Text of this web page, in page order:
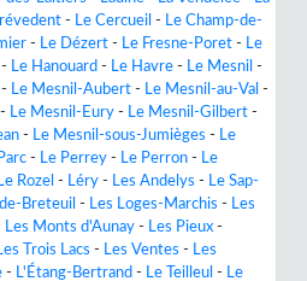
- Le Cercueil - Le Champ-de-
- Le Dézert - Le Fresne-Poret - Le
- Le Hanouard - Le Havre - Le Mesnil -
- Le Mesnil-Aubert - Le Mesnil-au-Val -
- Le Mesnil-Eury - Le Mesnil-Gilbert -
- Le Mesnil-sous-Jumièges - Le
- Le Perrey - Le Perron - Le
Le Rozel - Léry - Les Andelys - Le Sap-
Breteuil - Les Loges-Marchis - Les
Les Monts d'Aunay - Les Pieux -
Les Trois Lacs - Les Ventes - Les
- L'Étang-Bertrand - Le Teilleul - Le